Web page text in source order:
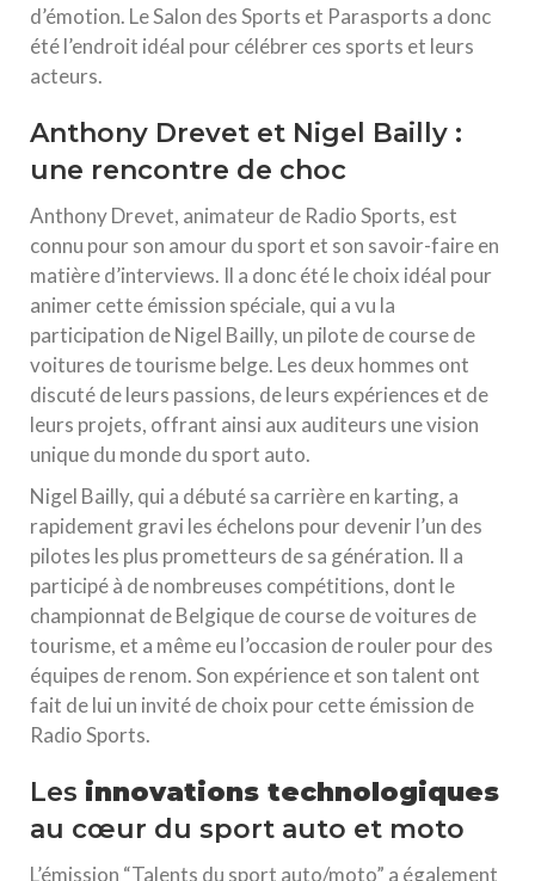
d’émotion. Le Salon des Sports et Parasports a donc
été l’endroit idéal pour célébrer ces sports et leurs
acteurs.
Anthony Drevet et Nigel Bailly :
une rencontre de choc
Anthony Drevet, animateur de Radio Sports, est
connu pour son amour du sport et son savoir-faire en
matière d’interviews. Il a donc été le choix idéal pour
animer cette émission spéciale, qui a vu la
participation de Nigel Bailly, un pilote de course de
voitures de tourisme belge. Les deux hommes ont
discuté de leurs passions, de leurs expériences et de
leurs projets, offrant ainsi aux auditeurs une vision
unique du monde du sport auto.
Nigel Bailly, qui a débuté sa carrière en karting, a
rapidement gravi les échelons pour devenir l’un des
pilotes les plus prometteurs de sa génération. Il a
participé à de nombreuses compétitions, dont le
championnat de Belgique de course de voitures de
tourisme, et a même eu l’occasion de rouler pour des
équipes de renom. Son expérience et son talent ont
fait de lui un invité de choix pour cette émission de
Radio Sports.
Les innovations technologiques
au cœur du sport auto et moto
L’émission “Talents du sport auto/moto” a également